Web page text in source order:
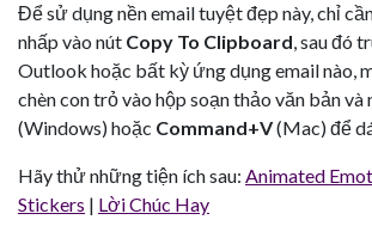
Để sử dụng nền email tuyệt đẹp này, chỉ
nhấp vào nút Copy To Clipboard, sau đó
Outlook hoặc bất kỳ ứng dụng email nào,
chèn con trỏ vào hộp soạn thảo văn bản và
(Windows) hoặc Command+V(Mac) để
Hãy thử những tiện ích sau: Animated
Stickers | Lời Chúc Hay